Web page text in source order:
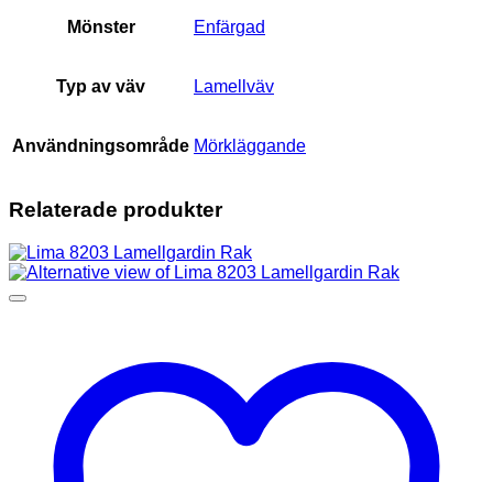
Mönster Enfärgad
Typ av väv Lamellväv
Användningsområde Mörkläggande
Relaterade produkter